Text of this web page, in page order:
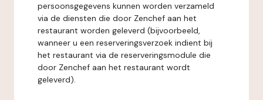
persoonsgegevens kunnen worden verzameld
via de diensten die door Zenchef aan het
restaurant worden geleverd (bijvoorbeeld,
wanneer u een reserveringsverzoek indient bij
het restaurant via de reserveringsmodule die
door Zenchef aan het restaurant wordt
geleverd).